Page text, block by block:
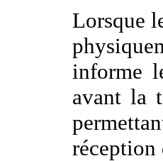
Lorsque
informe
avant la
réception